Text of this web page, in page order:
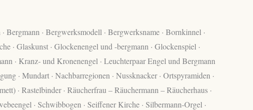
Bergmann · Bergwerksmodell · Bergwerksname · Bornkinnel ·
· Glaskunst · Glockenengel und -bergmann · Glockenspiel ·
· Kranz- und Kronenengel · Leuchterpaar Engel und Bergmann
· Mundart · Nachbarregionen · Nussknacker · Ortspyramiden ·
· Rastelbinder · Räucherfrau – Räuchermann – Räucherhaus ·
· Schwibbogen · Seiffener Kirche · Silbermann-Orgel ·